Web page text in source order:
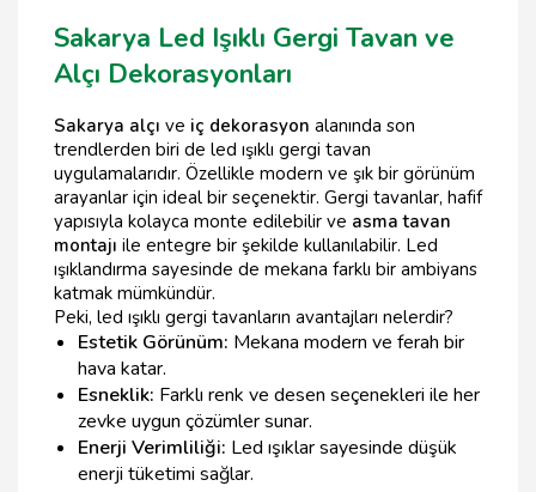
Sakarya Led Işıklı Gergi Tavan ve
Alçı Dekorasyonları
Sakarya alçı ve iç dekorasyon alanında son
trendlerden biri de led ışıklı gergi tavan
uygulamalarıdır. Özellikle modern ve şık bir görünüm
arayanlar için ideal bir seçenektir. Gergi tavanlar, hafif
yapısıyla kolayca monte edilebilir ve asma tavan
montajı ile entegre bir şekilde kullanılabilir. Led
ışıklandırma sayesinde de mekana farklı bir ambiyans
katmak mümkündür.
Peki, led ışıklı gergi tavanların avantajları nelerdir?
Estetik Görünüm: Mekana modern ve ferah bir
hava katar.
Esneklik: Farklı renk ve desen seçenekleri ile her
zevke uygun çözümler sunar.
Enerji Verimliliği: Led ışıklar sayesinde düşük
enerji tüketimi sağlar.